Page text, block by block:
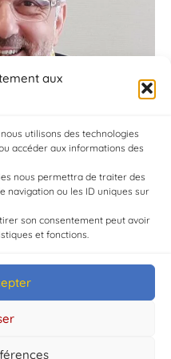
aux
utilisons des technologies
accéder aux informations des
nous permettra de traiter des
navigation ou les ID uniques sur
son consentement peut avoir
et fonctions.
| Tous droits réservés.
DESIGN